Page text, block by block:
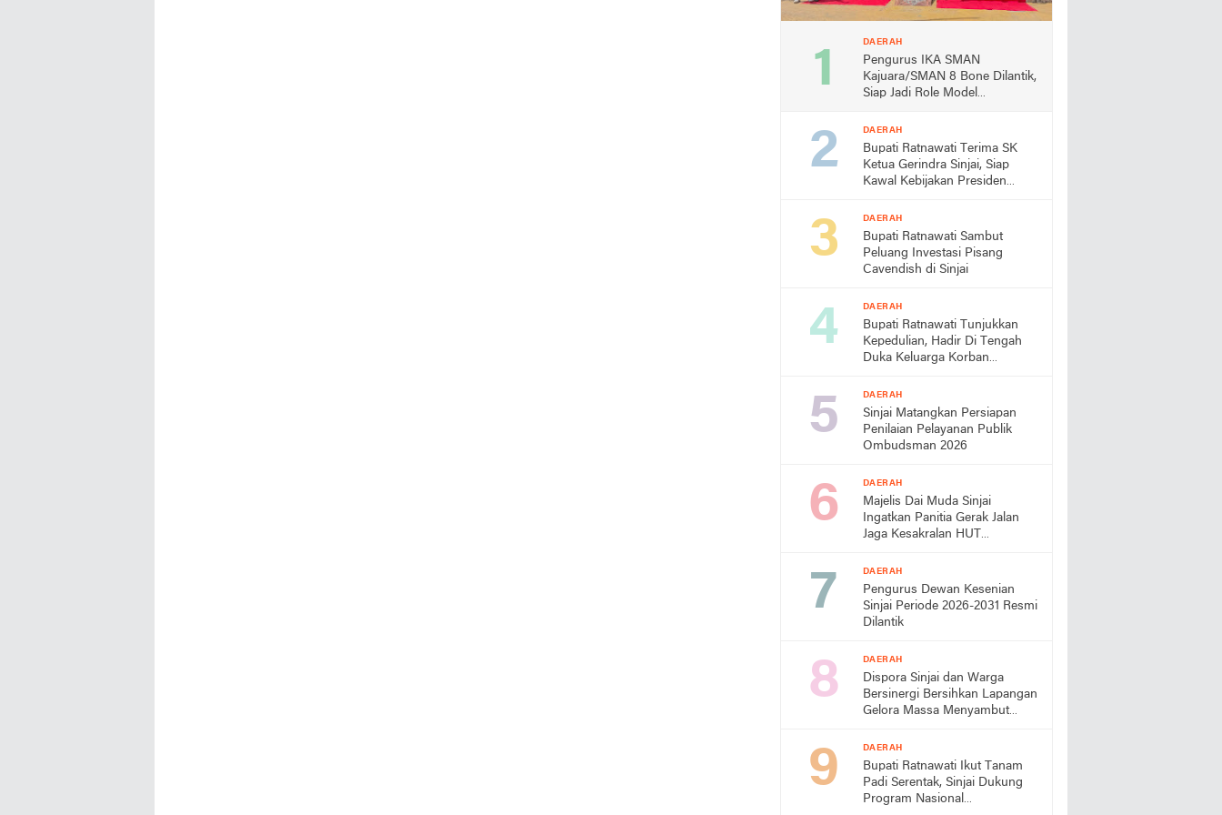
DAERAH
Pengurus IKA SMAN
Kajuara/SMAN 8 Bone Dilantik,
Siap Jadi Role Model
DAERAH
Bupati Ratnawati Terima SK
Ketua Gerindra Sinjai, Siap
Kawal Kebijakan Presiden
DAERAH
Bupati Ratnawati Sambut
Peluang Investasi Pisang
Cavendish di Sinjai
DAERAH
Bupati Ratnawati Tunjukkan
Kepedulian, Hadir Di Tengah
Duka Keluarga Korban
DAERAH
Sinjai Matangkan Persiapan
Penilaian Pelayanan Publik
Ombudsman 2026
DAERAH
Majelis Dai Muda Sinjai
Ingatkan Panitia Gerak Jalan
Jaga Kesakralan HUT
DAERAH
Pengurus Dewan Kesenian
Sinjai Periode 2026-2031 Resmi
Dilantik
DAERAH
Dispora Sinjai dan Warga
Bersinergi Bersihkan Lapangan
Gelora Massa Menyambut
DAERAH
Bupati Ratnawati Ikut Tanam
Padi Serentak, Sinjai Dukung
Program Nasional